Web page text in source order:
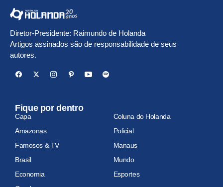
Diretor-Presidente: Raimundo de Holanda
Artigos assinados são de responsabilidade de seus
autores.
Fique por dentro
Capa
Coluna do Holanda
Amazonas
Policial
Famosos & TV
Manaus
Brasil
Mundo
Economia
Esportes